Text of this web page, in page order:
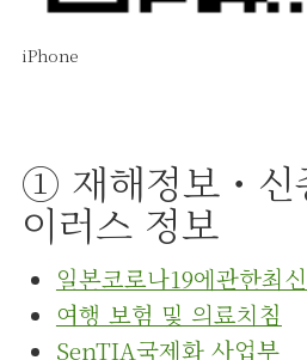
iPhone
① 재해정보・신
이러스 정보
일본코로나19에관한최
여행 보험 및 의료치침
SenTIA국제화 사업부